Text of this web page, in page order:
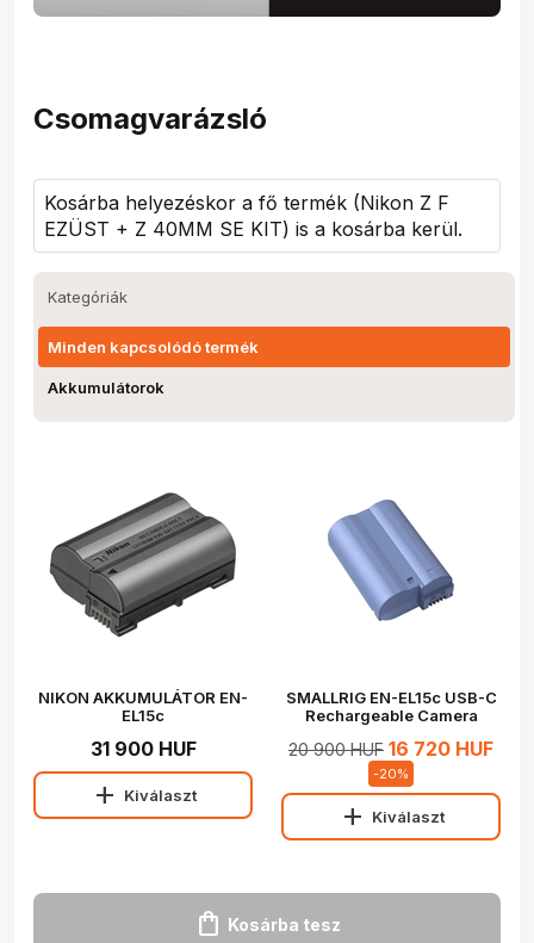
Csomagvarázsló
Kosárba helyezéskor a fő termék (Nikon Z F
EZÜST + Z 40MM SE KIT) is a kosárba kerül.
Kategóriák
Minden kapcsolódó termék
Akkumulátorok
NIKON AKKUMULÁTOR EN-
EL15c
31 900 HUF
add Kiválaszt
SMALLRIG EN-EL15c USB-C
Rechargeable Camera
20 900 HUF 16 720 HUF
-20%
add Kiválaszt
shopping_bag Kosárba tesz